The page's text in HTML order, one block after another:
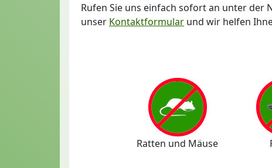
Rufen Sie uns einfach sofort an unter der
unser Kontaktformular und wir helfen
Ratten und Mäuse